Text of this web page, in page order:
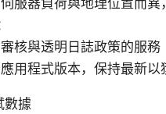
核與透明日誌政策的服務
用程式版本，保持最新以
數據